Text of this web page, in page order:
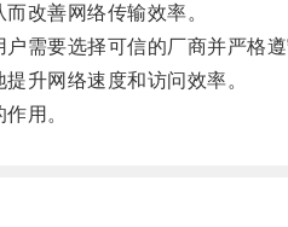
改善网络传输效率。
要选择可信的厂商并严格遵
升网络速度和访问效率。
用。